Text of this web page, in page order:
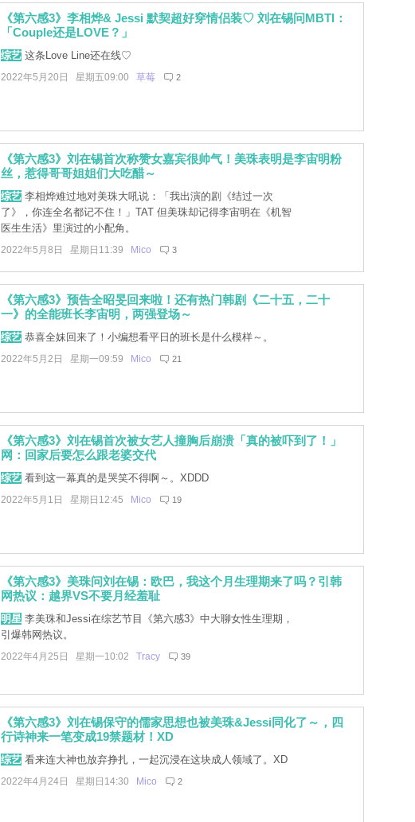
《第六感3》李相烨& Jessi 默契超好穿情侣装♡ 刘在锡问MBTI：
「Couple还是LOVE？」
综艺这条Love Line还在线♡
2022年5月20日 星期五09:00 草莓 2
《第六感3》刘在锡首次称赞女嘉宾很帅气！美珠表明是李宙明粉
丝，惹得哥哥姐姐们大吃醋～
综艺李相烨难过地对美珠大吼说：「我出演的剧《结过一次
了》，你连全名都记不住！」TAT 但美珠却记得李宙明在《机智
医生生活》里演过的小配角。
2022年5月8日 星期日11:39 Mico 3
《第六感3》预告全昭旻回来啦！还有热门韩剧《二十五，二十
一》的全能班长李宙明，两强登场～
综艺恭喜全妹回来了！小编想看平日的班长是什么模样～。
2022年5月2日 星期一09:59 Mico 21
《第六感3》刘在锡首次被女艺人撞胸后崩溃「真的被吓到了！」
网：回家后要怎么跟老婆交代
综艺看到这一幕真的是哭笑不得啊～。XDDD
2022年5月1日 星期日12:45 Mico 19
《第六感3》美珠问刘在锡：欧巴，我这个月生理期来了吗？引韩
网热议：越界VS不要月经羞耻
明星李美珠和Jessi在综艺节目《第六感3》中大聊女性生理期，
引爆韩网热议。
2022年4月25日 星期一10:02 Tracy 39
《第六感3》刘在锡保守的儒家思想也被美珠&Jessi同化了～，四
行诗神来一笔变成19禁题材！XD
综艺看来连大神也放弃挣扎，一起沉浸在这块成人领域了。XD
2022年4月24日 星期日14:30 Mico 2